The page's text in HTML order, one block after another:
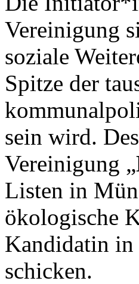
Vereinigung
soziale
Spitze der
sein wird.
Vereinigung „
Listen in
ökologische
Kandidatin in
schicken.